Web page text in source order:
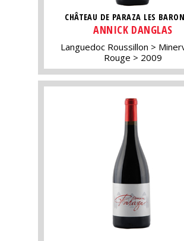
CHÂTEAU DE PARAZA LES
ANNICK DANGLAS
Languedoc Roussillon
Rouge
2009